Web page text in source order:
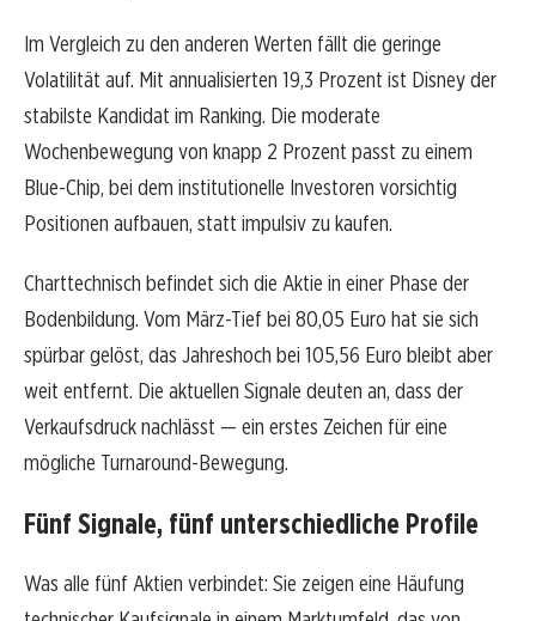
Im Vergleich zu den anderen Werten fällt die geringe
Volatilität auf. Mit annualisierten 19,3 Prozent ist Disney der
stabilste Kandidat im Ranking. Die moderate
Wochenbewegung von knapp 2 Prozent passt zu einem
Blue-Chip, bei dem institutionelle Investoren vorsichtig
Positionen aufbauen, statt impulsiv zu kaufen.
Charttechnisch befindet sich die Aktie in einer Phase der
Bodenbildung. Vom März-Tief bei 80,05 Euro hat sie sich
spürbar gelöst, das Jahreshoch bei 105,56 Euro bleibt aber
weit entfernt. Die aktuellen Signale deuten an, dass der
Verkaufsdruck nachlässt — ein erstes Zeichen für eine
mögliche Turnaround-Bewegung.
Fünf Signale, fünf unterschiedliche Profile
Was alle fünf Aktien verbindet: Sie zeigen eine Häufung